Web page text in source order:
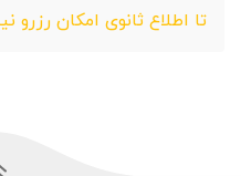
تا اطلاع ثانوی امکان رزرو